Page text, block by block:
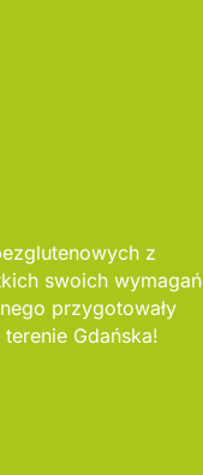
z
swoich wymagań
przygotowały
Gdańska!